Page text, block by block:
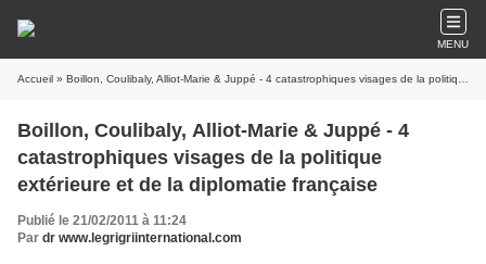
MENU
Accueil » Boillon, Coulibaly, Alliot-Marie & Juppé - 4 catastrophiques visages de la politique extérieure et de la diplomatie française
Boillon, Coulibaly, Alliot-Marie & Juppé - 4
catastrophiques visages de la politique
extérieure et de la diplomatie française
Publié le 21/02/2011 à 11:24
Par dr www.legrigriinternational.com